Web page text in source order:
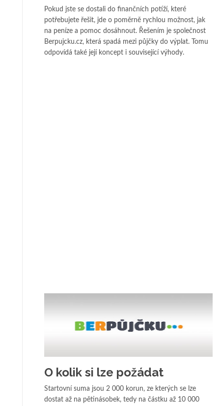
Pokud jste se dostali do finančních potíží, které
potřebujete řešit, jde o poměrně rychlou možnost, jak
na peníze a pomoc dosáhnout. Řešením je společnost
Berpujcku.cz, která spadá mezi půjčky do výplat. Tomu
odpovídá také její koncept i související výhody.
O kolik si lze požádat
Startovní suma jsou 2 000 korun, ze kterých se lze
dostat až na pětinásobek, tedy na částku až 10 000